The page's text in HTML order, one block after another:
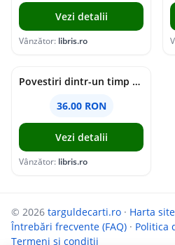
Vezi detalii
Vânzător: libris.ro
Povestiri dintr-un timp suspendat - Simona Mihutiu
36.00 RON
Vezi detalii
Vânzător: libris.ro
© 2026 targuldecarti.ro · Harta site
Întrebări frecvente (FAQ) · Politica
Termeni si conditii